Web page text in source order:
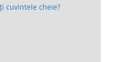
cuvintele cheie?